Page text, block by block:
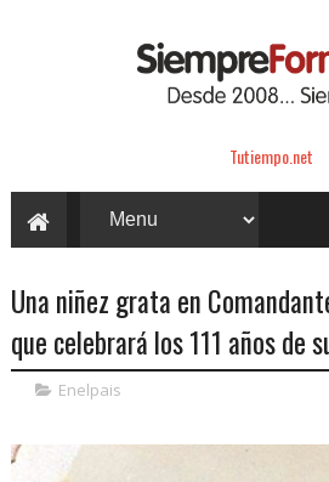
Tutiempo.net
Una niñez grata en
que celebrará los 111 años de
Enelpais